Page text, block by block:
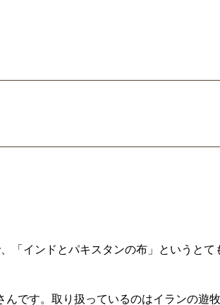
「インドとパキスタンの布」というとて
んです。取り扱っているのはイランの